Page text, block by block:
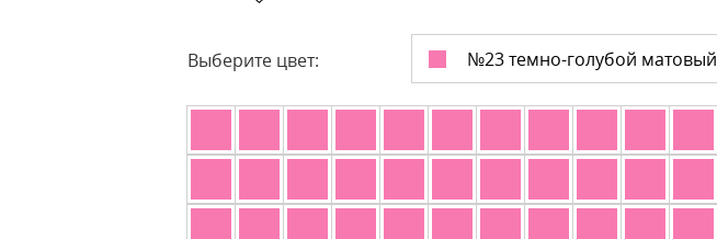
Выберите цвет: №23 темно-голубой матовый